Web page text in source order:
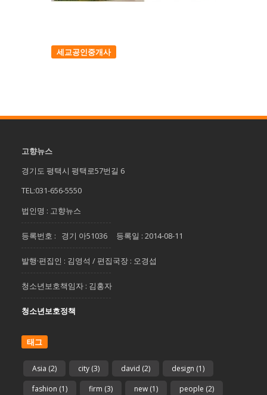
세교공인중개사
고향뉴스
경기도 평택시 평택로57번길 6
TEL:031-656-5550
법인명 : 고향뉴스
등록번호 : 경기 아51036 등록일 : 2014-08-11
발행·편집인 : 김영석 / 편집국장 : 오경섭
청소년보호책임자 : 김홍자
청소년보호정책
태그
Asia (2) city (3) david (2) design (1)
fashion (1) firm (3) new (1) people (2)